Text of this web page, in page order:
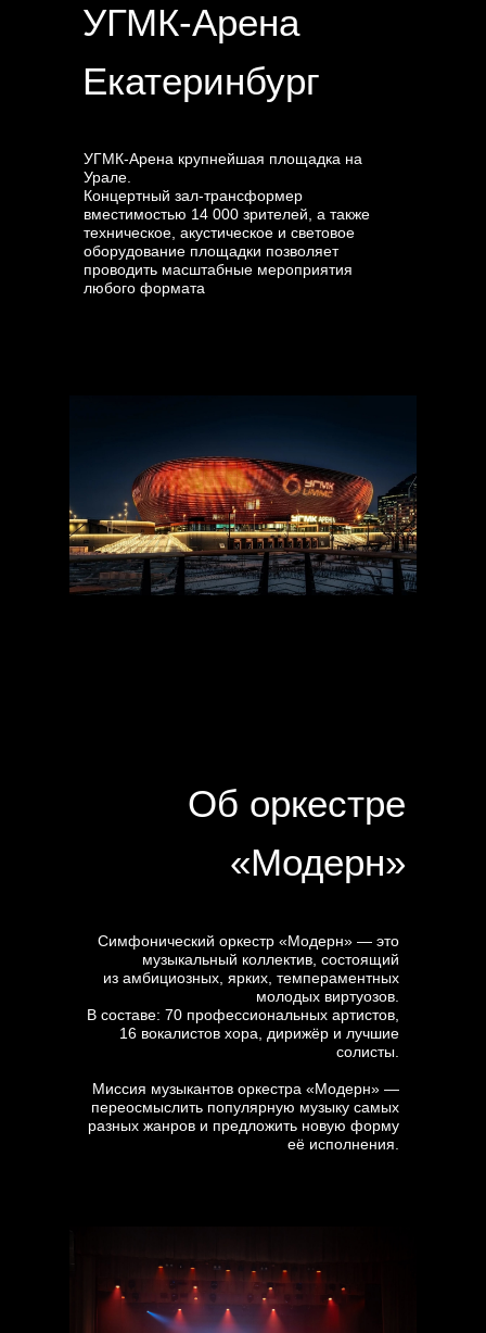
УГМК-Арена крупнейшая площадка на
Урале.
Концертный зал-трансформер
вместимостью 14 000 зрителей, а также
техническое, акустическое и световое
оборудование площадки позволяет
проводить масштабные мероприятия
любого формата
УГМК-Арена
Екатеринбург
Симфонический оркестр «Модерн» — это
музыкальный коллектив, состоящий
из амбициозных, ярких, темпераментных
молодых виртуозов.
В составе: 70 профессиональных артистов,
16 вокалистов хора, дирижёр и лучшие
солисты.
Миссия музыкантов оркестра «Модерн» —
переосмыслить популярную музыку самых
разных жанров и предложить новую форму
её исполнения.
Об оркестре
«Модерн»